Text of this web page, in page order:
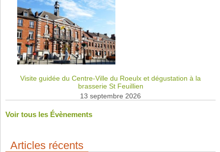
Visite guidée du Centre-Ville du Roeulx et dégustation à la
brasserie St Feuillien
13 septembre 2026
Voir tous les Évènements
Articles récents